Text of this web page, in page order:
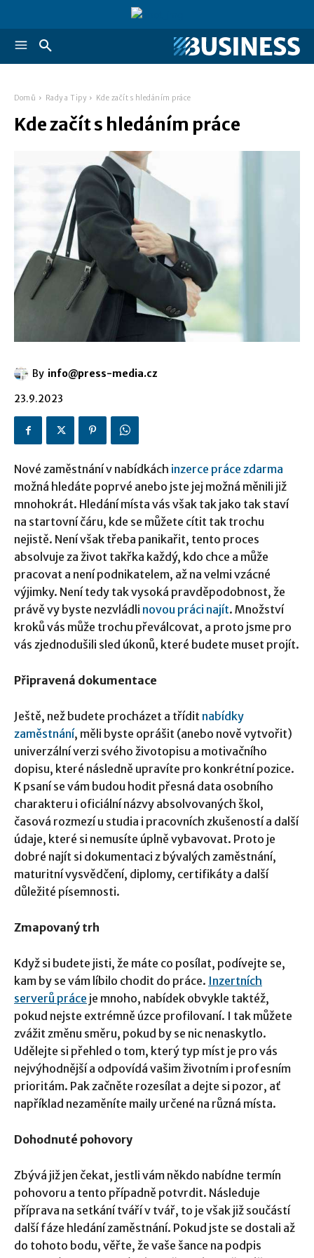
Domů Rady a Tipy Kde začít s hledáním práce
Kde začít s hledáním práce
By info@press-media.cz
23.9.2023
Nové zaměstnání v nabídkách inzerce práce zdarma
možná hledáte poprvé anebo jste jej možná měnili již
mnohokrát. Hledání místa vás však tak jako tak staví
na startovní čáru, kde se můžete cítit tak trochu
nejistě. Není však třeba panikařit, tento proces
absolvuje za život takřka každý, kdo chce a může
pracovat a není podnikatelem, až na velmi vzácné
výjimky. Není tedy tak vysoká pravděpodobnost, že
právě vy byste nezvládli novou práci najít. Množství
kroků vás může trochu převálcovat, a proto jsme pro
vás zjednodušili sled úkonů, které budete muset projít.
Připravená dokumentace
Ještě, než budete procházet a třídit nabídky
zaměstnání, měli byste oprášit (anebo nově vytvořit)
univerzální verzi svého životopisu a motivačního
dopisu, které následně upravíte pro konkrétní pozice.
K psaní se vám budou hodit přesná data osobního
charakteru i oficiální názvy absolvovaných škol,
časová rozmezí u studia i pracovních zkušeností a další
údaje, které si nemusíte úplně vybavovat. Proto je
dobré najít si dokumentaci z bývalých zaměstnání,
maturitní vysvědčení, diplomy, certifikáty a další
důležité písemnosti.
Zmapovaný trh
Když si budete jisti, že máte co posílat, podívejte se,
kam by se vám líbilo chodit do práce. Inzertních
serverů práce je mnoho, nabídek obvykle taktéž,
pokud nejste extrémně úzce profilovaní. I tak můžete
zvážit změnu směru, pokud by se nic nenaskytlo.
Udělejte si přehled o tom, který typ míst je pro vás
nejvýhodnější a odpovídá vašim životním i profesním
prioritám. Pak začněte rozesílat a dejte si pozor, ať
například nezaměníte maily určené na různá místa.
Dohodnuté pohovory
Zbývá již jen čekat, jestli vám někdo nabídne termín
pohovoru a tento případně potvrdit. Následuje
příprava na setkání tváří v tvář, to je však již součástí
další fáze hledání zaměstnání. Pokud jste se dostali až
do tohoto bodu, věřte, že vaše šance na podpis